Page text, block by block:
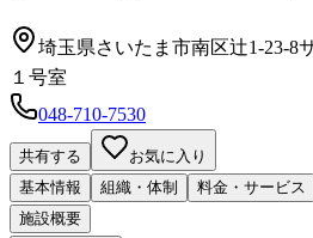
埼玉県さいたま市南区辻1-23-8
１号室
048-710-7530
共有する
お気に入り
基本情報
組織・体制 料金・サービス
施設概要